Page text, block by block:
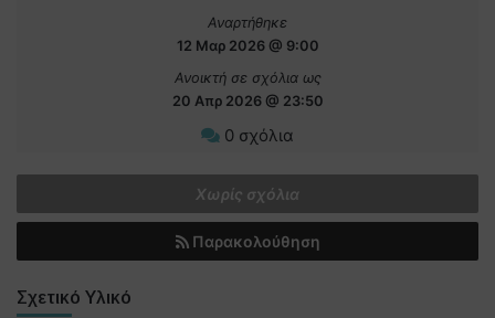
Αναρτήθηκε
12 Μαρ 2026 @ 9:00
Ανοικτή σε σχόλια ως
20 Απρ 2026 @ 23:50
0 σχόλια
Χωρίς σχόλια
Παρακολούθηση
Σχετικό Υλικό